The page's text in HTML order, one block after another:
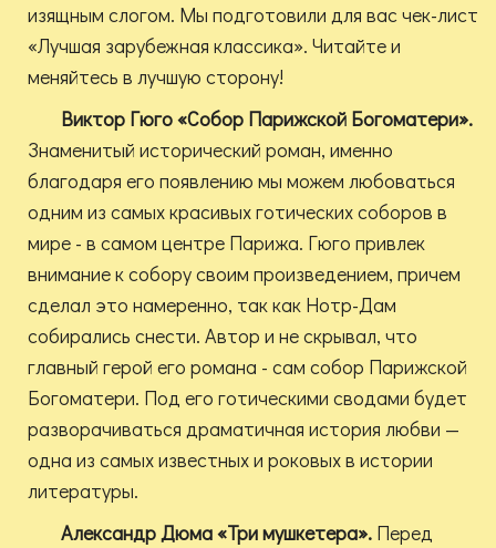
изящным слогом. Мы подготовили для вас чек-лист
«Лучшая зарубежная классика». Читайте и
меняйтесь в лучшую сторону!
Виктор Гюго «Собор Парижской Богоматери».
Знаменитый исторический роман, именно
благодаря его появлению мы можем любоваться
одним из самых красивых готических соборов в
мире - в самом центре Парижа. Гюго привлек
внимание к собору своим произведением, причем
сделал это намеренно, так как Нотр-Дам
собирались снести. Автор и не скрывал, что
главный герой его романа - сам собор Парижской
Богоматери. Под его готическими сводами будет
разворачиваться драматичная история любви —
одна из самых известных и роковых в истории
литературы.
Александр Дюма «Три мушкетера». Перед